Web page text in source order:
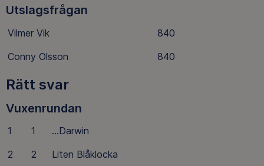
Utslagsfrågan
Vilmer Vik
840
Conny Olsson
840
Rätt svar
Vuxenrundan
1 1
…Darwin
2
2
Liten Blåklocka